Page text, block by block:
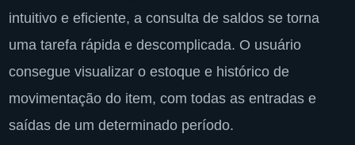
intuitivo e eficiente, a consulta de saldos se torna
uma tarefa rápida e descomplicada. O usuário
consegue visualizar o estoque e histórico de
movimentação do item, com todas as entradas e
saídas de um determinado período.